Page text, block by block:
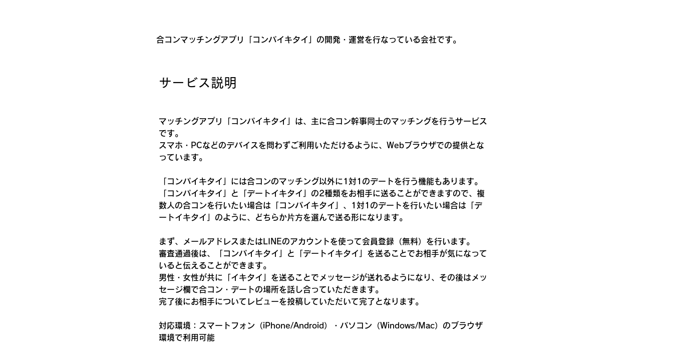
合コンマッチングアプリ「コンパイキタイ」の開発・運営を行なっている会社です。
サービス説明
マッチングアプリ「コンパイキタイ」は、主に合コン幹事同士のマッチングを行うサービス
です。
スマホ・PCなどのデバイスを問わずご利用いただけるように、Webブラウザでの提供とな
っています。
「コンパイキタイ」には合コンのマッチング以外に1対1のデートを行う機能もあります。
「コンパイキタイ」と「デートイキタイ」の2種類をお相手に送ることができますので、複
数人の合コンを行いたい場合は「コンパイキタイ」、1対1のデートを行いたい場合は「デ
ートイキタイ」のように、どちらか片方を選んで送る形になります。
まず、メールアドレスまたはLINEのアカウントを使って会員登録（無料）を行います。
審査通過後は、「コンパイキタイ」と「デートイキタイ」を送ることでお相手が気になって
いると伝えることができます。
男性・女性が共に「イキタイ」を送ることでメッセージが送れるようになり、その後はメッ
セージ欄で合コン・デートの場所を話し合っていただきます。
完了後にお相手についてレビューを投稿していただいて完了となります。
対応環境：スマートフォン（iPhone/Android）・パソコン（Windows/Mac）のブラウザ
環境で利用可能